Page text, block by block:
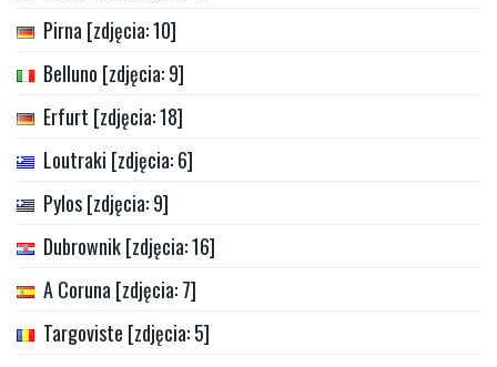
Pirna [zdjęcia: 10]
Belluno [zdjęcia: 9]
Erfurt [zdjęcia: 18]
Loutraki [zdjęcia: 6]
Pylos [zdjęcia: 9]
Dubrownik [zdjęcia: 16]
A Coruna [zdjęcia: 7]
Targoviste [zdjęcia: 5]